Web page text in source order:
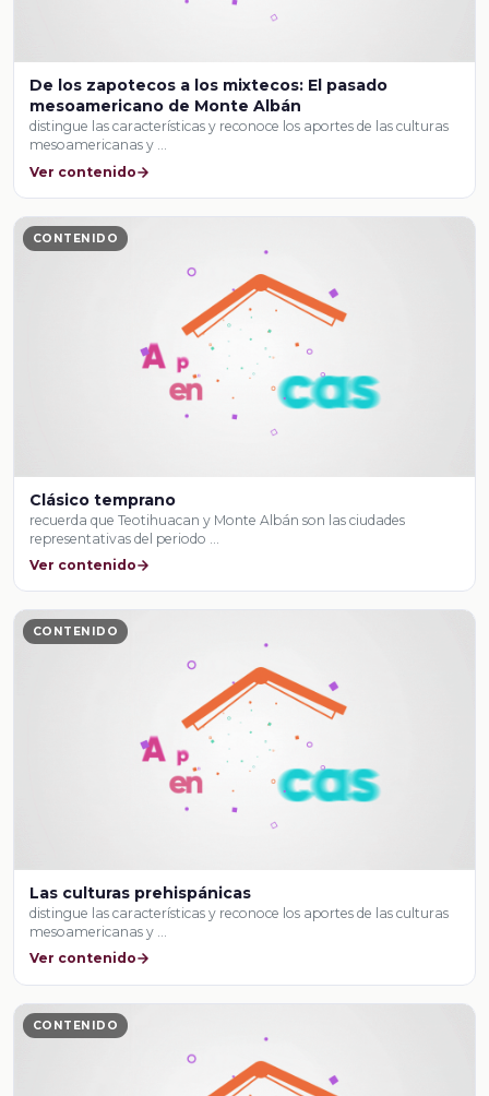
De los zapotecos a los mixtecos: El pasado
mesoamericano de Monte Albán
distingue las características y reconoce los aportes de las culturas
mesoamericanas y …
Ver contenido
CONTENIDO
Clásico temprano
recuerda que Teotihuacan y Monte Albán son las ciudades
representativas del periodo …
Ver contenido
CONTENIDO
Las culturas prehispánicas
distingue las características y reconoce los aportes de las culturas
mesoamericanas y …
Ver contenido
CONTENIDO